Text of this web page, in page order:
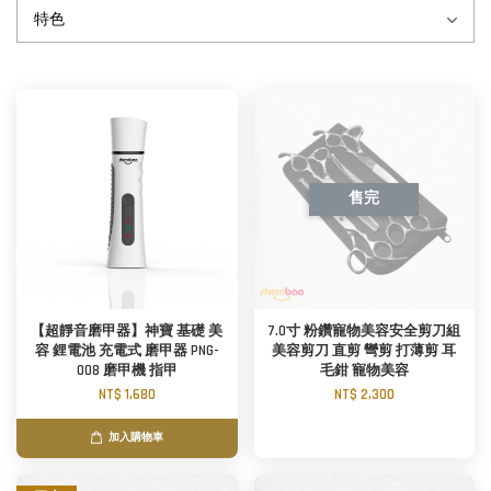
【超靜音磨甲器】神寶 基礎 美
容 鋰電池 充電式 磨甲器 PNG-
008 磨甲機 指甲
NT$ 1,680
加入購物車
售完
7.0寸 粉鑽寵物美容安全剪刀組
美容剪刀 直剪 彎剪 打薄剪 耳
毛鉗 寵物美容
NT$ 2,300